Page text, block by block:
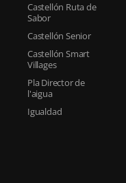
Castellón Ruta de
Sabor
Castellón Senior
Castellón Smart
Villages
Pla Director de
l'aigua
Igualdad